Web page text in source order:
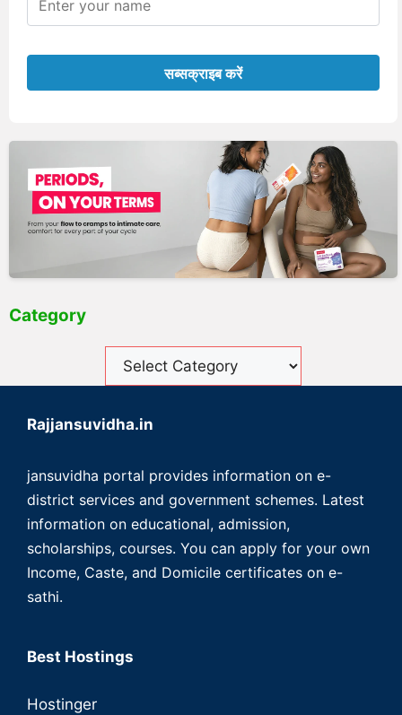
Category
Rajjansuvidha.in
jansuvidha portal provides information on e-
district services and government schemes. Latest
information on educational, admission,
scholarships, courses. You can apply for your own
Income, Caste, and Domicile certificates on e-
sathi.
Best Hostings
Hostinger